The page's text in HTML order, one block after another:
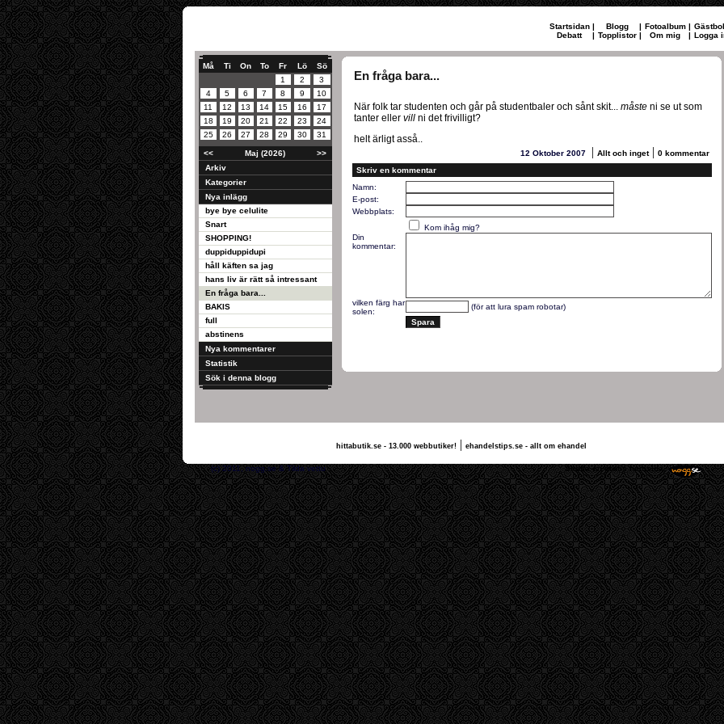
Startsidan | Blogg | Fotoalbum |
Debatt
| Topplistor | Om mig | Logga
Må Ti On To Fr Lö
Sö
1
2
3
4
5 6 7 8 9
10
11
12 13 14 15 16
17
18
19 20 21 22 23
24
25
26 27 28 29 30 31
<< Maj (2026)
>>
Arkiv
Kategorier
Nya inlägg
bye bye celulite
Snart
SHOPPING!
duppiduppidupi
håll käften sa jag
hans liv är rätt så intressant
En fråga bara...
BAKIS
full
abstinens
Nya kommentarer
Statistik
Sök i denna blogg
En fråga bara...
När folk tar studenten och går på studentbaler och sånt skit... måste ni se ut som
tanter eller vill ni det frivilligt?
helt ärligt asså..
12 Oktober 2007 | Allt och inget| 0 kommentar
Skriv en kommentar
Namn:
E-post:
Webbplats:
Kom ihåg mig?
Din
kommentar:
vilken färg har
solen:
(för att lura spam robotar)
hittabutik.se - 13.000 webbutiker!| ehandelstips.se - allt om ehandel
(c) 2011, nogg.se & Tilda vettu Skaffa en gratis hemsida